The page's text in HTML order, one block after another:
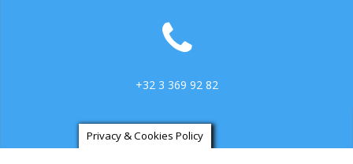
+32 3 369 92 82
Privacy & Cookies Policy